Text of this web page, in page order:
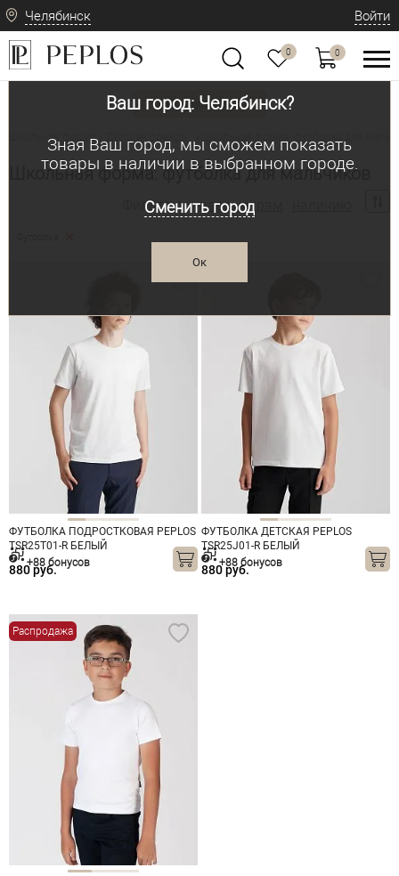
Челябинск
Ваш город: Челябинск?
Зная Ваш город, мы сможем показать
товары в наличии в выбранном городе.
Сменить город
Ок
Войти
0 0
Вид одежды
Школьная форма / Детская одежда
Школьная форма: футболка для мальчиков
Фильтр по: параметрам
ФУТБОЛКА ПОДРОСТКОВАЯ PEPLOS
TSR25T01-R БЕЛЫЙ
880 руб.
+88 бонусов
ФУТБОЛКА ДЕТСКАЯ PEPLOS
TSR25J01-R БЕЛЫЙ
880 руб.
+88 бонусов
Распродажа